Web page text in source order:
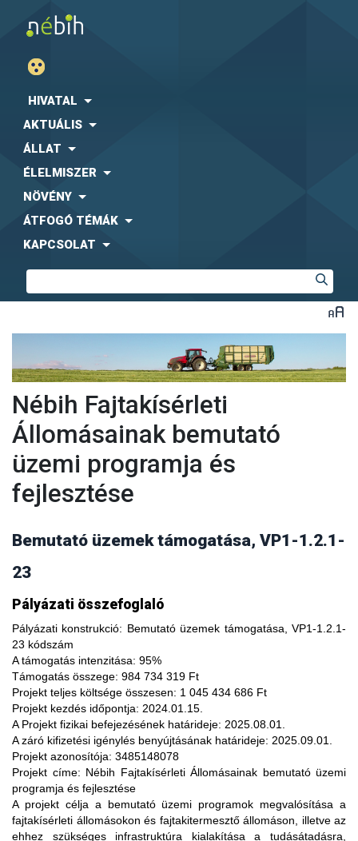
HIVATAL
AKTUÁLIS
ÁLLAT
ÉLELMISZER
NÖVÉNY
ÁTFOGÓ TÉMÁK
KAPCSOLAT
Nébih Fajtakísérleti
Állomásainak bemutató
üzemi programja és
fejlesztése
Bemutató üzemek támogatása, VP1-1.2.1-
23
Pályázati összefoglaló
Pályázati konstrukció: Bemutató üzemek támogatása, VP1-1.2.1-
23 kódszám
A támogatás intenzitása: 95%
Támogatás összege: 984 734 319 Ft
Projekt teljes költsége összesen: 1 045 434 686 Ft
Projekt kezdés időpontja: 2024.01.15.
A Projekt fizikai befejezésének határideje: 2025.08.01.
A záró kifizetési igénylés benyújtásának határideje: 2025.09.01.
Projekt azonosítója: 3485148078
Projekt címe: Nébih Fajtakísérleti Állomásainak bemutató üzemi
programja és fejlesztése
A projekt céljaa bemutató üzemi programok megvalósítása a
fajtakísérleti állomásokon és fajtakitermesztő állomáson, illetve az
ehhez szükséges infrastruktúra kialakítása a tudásátadásra,
A fajtakísérleti és fajtakitermesztési állomások
modernizálásával, olyan növényfajta kísérleteket lehet
végezni, melyekkel limitálhatóak a mezőgazdasági termesztés
bizonytalanságából adódó negatív hatások, növelhető a
termésbiztonság, valamint a növényi kórokozókkal, kártevőkkel
szembeni ellenálló képesség. A fajtakísérlet során megszerzett
tapasztalatok átadása az agrárgazdaság szereplői részére egy
olyan, a hagyományostól eltérő jellegű tudás megszerzési
lehetőség, amelynek során a résztvevők elsősorban
gyakorlatorientált ismeretanyaggal, tapasztalatokkal
gazdagodhatnak, a fajtahasználaton túl, az aktuális termelési
eljárások és gazdaságszervezési minták alkalmazása
tekintetében. A gazdálkodók olyan innovatív ismereteket,
növénykultúrákat (fajtákat), környezetvédelmi megoldásokat
ismerhetnek meg, amelyek alkalmazása révén
optimalizálhatják a termelést, csökkenthetik a szennyezőanyag